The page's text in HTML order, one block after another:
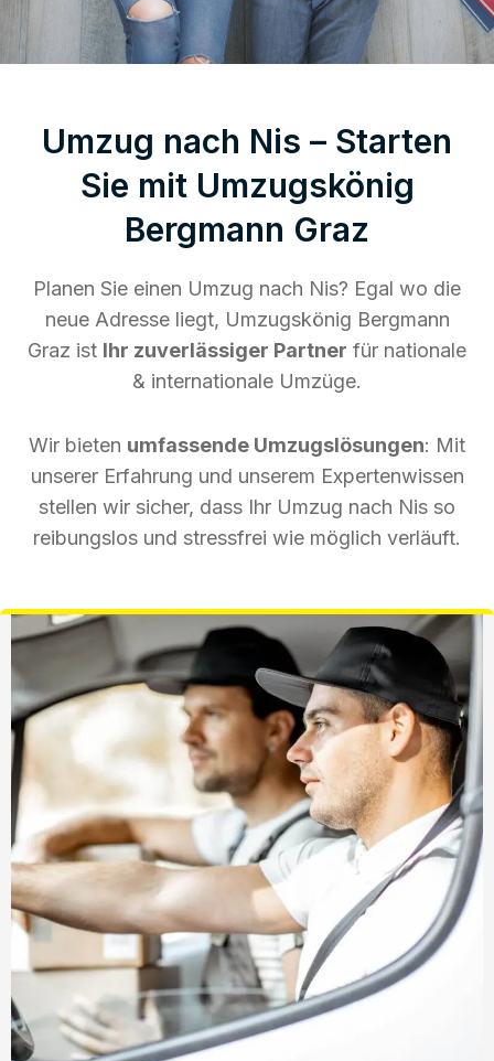
Umzug nach Nis – Starten
Sie mit Umzugskönig
Bergmann Graz
Planen Sie einen Umzug nach Nis? Egal wo die
neue Adresse liegt, Umzugskönig Bergmann
Graz ist Ihr zuverlässiger Partner für nationale
& internationale Umzüge.
Wir bieten umfassende Umzugslösungen: Mit
unserer Erfahrung und unserem Expertenwissen
stellen wir sicher, dass Ihr Umzug nach Nis so
reibungslos und stressfrei wie möglich verläuft.